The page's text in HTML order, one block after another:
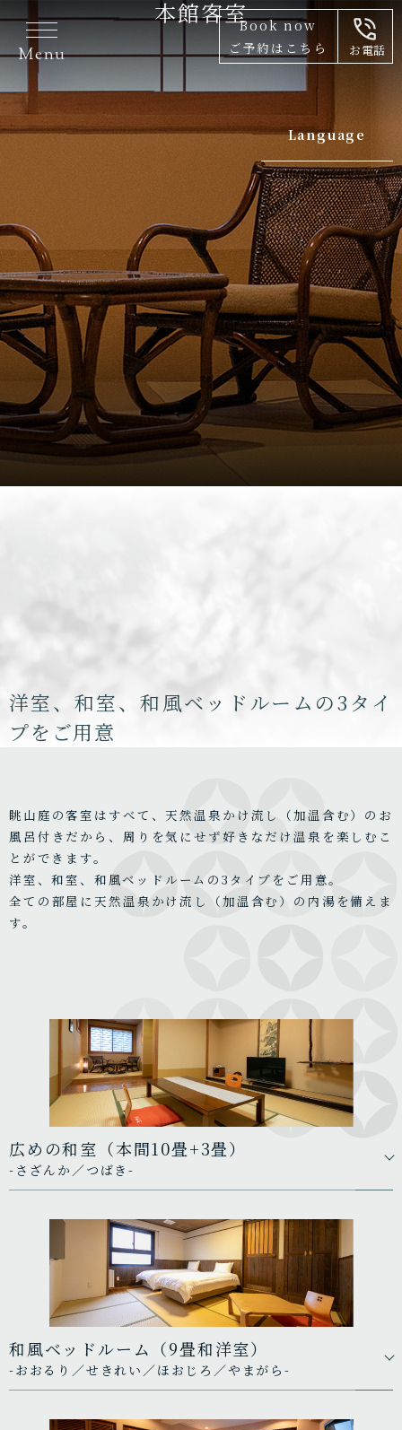
Language
Japanese
English
Book now
ご予約はこちら
お電話
本館客室
洋室、和室、和風ベッドルームの3タイ
プをご用意
眺山庭の客室はすべて、天然温泉かけ流し（加温含む）のお
風呂付きだから、周りを気にせず好きなだけ温泉を楽しむこ
とができます。
洋室、和室、和風ベッドルームの3タイプをご用意。
全ての部屋に天然温泉かけ流し（加温含む）の内湯を備えま
す。
広めの和室（本間10畳+3畳）
-さざんか／つばき-
和風ベッドルーム（9畳和洋室）
-おおるり／せきれい／ほおじろ／やまがら-